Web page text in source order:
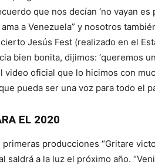
que nos decían ‘no vayan
a Venezuela” y nosotros
Jesús Fest (realizado en el
bien bonita, dijimos: ‘queremos
video oficial que lo hicimos con
pueda ser una voz para todo el
EL 2020
producciones “Gritare
saldrá a la luz el próximo año.